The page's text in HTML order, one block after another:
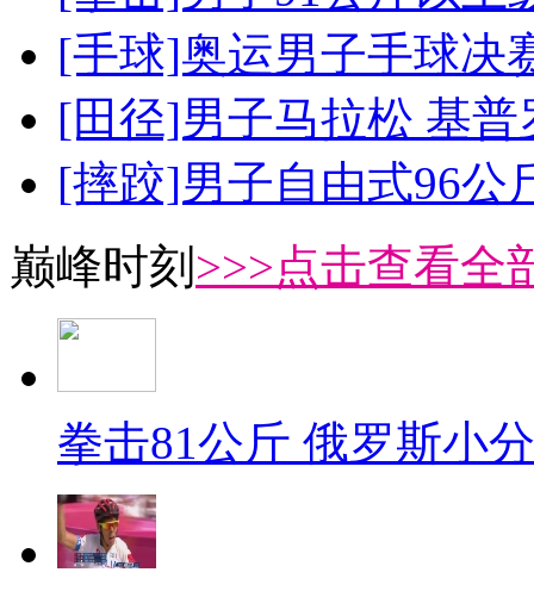
[手球]奥运男子手球决
[田径]男子马拉松 基
[摔跤]男子自由式96公
巅峰时刻 >>>点击查看全
拳击81公斤 俄罗斯小